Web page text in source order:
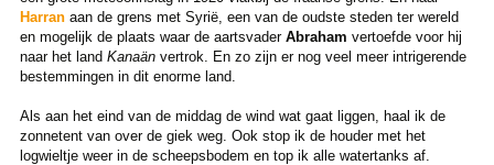
Harranaan de grens met Syrië, een van de oudste steden ter wereld
en mogelijk de plaats waar de aartsvader Abraham vertoefde voor hij
naar het land Kanaänvertrok. En zo zijn er nog veel meer intrigerende
bestemmingen in dit enorme land.
Als aan het eind van de middag de wind wat gaat liggen, haal ik de
zonnetent van over de giek weg. Ook stop ik de houder met het
logwieltje weer in de scheepsbodem en top ik alle watertanks af.